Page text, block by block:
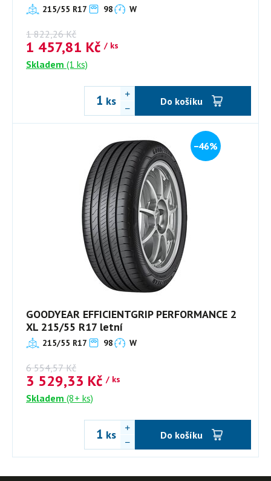
215/55 R17 98 W
1 822,26 Kč
1 457,81 Kč / ks
Skladem (1 ks)
ks Do košíku
−46%
GOODYEAR EFFICIENTGRIP PERFORMANCE 2
XL 215/55 R17 letní
215/55 R17 98 W
6 554,57 Kč
3 529,33 Kč / ks
Skladem (8+ ks)
ks Do košíku